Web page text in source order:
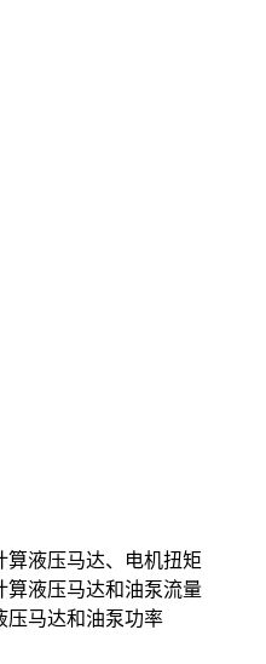
算液压马达、电机扭矩
算液压马达和油泵流量
压马达和油泵功率